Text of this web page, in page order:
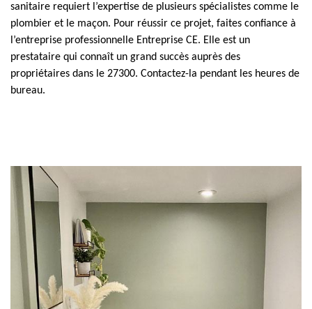
sanitaire requiert l’expertise de plusieurs spécialistes comme le
plombier et le maçon. Pour réussir ce projet, faites confiance à
l’entreprise professionnelle Entreprise CE. Elle est un
prestataire qui connaît un grand succès auprès des
propriétaires dans le 27300. Contactez-la pendant les heures de
bureau.